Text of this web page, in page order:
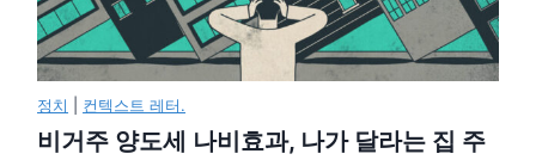
정치 컨텍스트 레터.
비거주 양도세 나비효과, 나가 달라는 집 주